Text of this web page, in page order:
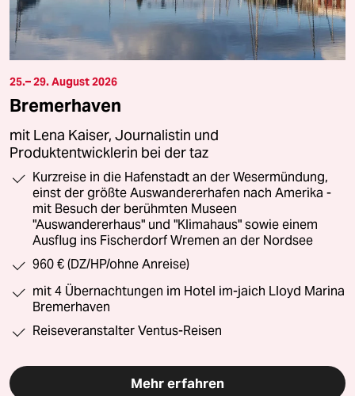
25.– 29. August 2026
Bremerhaven
mit Lena Kaiser, Journalistin und
Produktentwicklerin bei der taz
Kurzreise in die Hafenstadt an der Wesermündung,
einst der größte Auswandererhafen nach Amerika -
mit Besuch der berühmten Museen
"Auswandererhaus" und "Klimahaus" sowie einem
Ausflug ins Fischerdorf Wremen an der Nordsee
960 € (DZ/HP/ohne Anreise)
mit 4 Übernachtungen im Hotel im-jaich Lloyd Marina
Bremerhaven
Reiseveranstalter Ventus-Reisen
Mehr erfahren